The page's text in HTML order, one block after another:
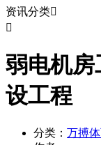
资讯分类

弱电机
设工程
分类： 万搏